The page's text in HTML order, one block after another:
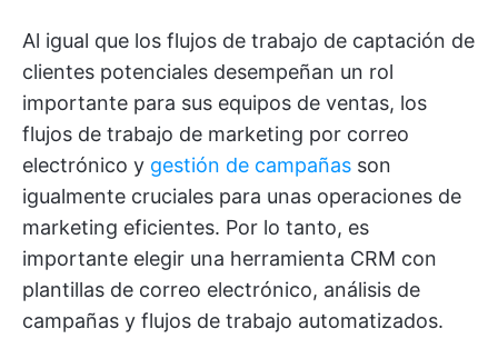
Al igual que los flujos de trabajo de captación de
clientes potenciales desempeñan un rol
importante para sus equipos de ventas, los
flujos de trabajo de marketing por correo
electrónico y gestión de campañas son
igualmente cruciales para unas operaciones de
marketing eficientes. Por lo tanto, es
importante elegir una herramienta CRM con
plantillas de correo electrónico, análisis de
campañas y flujos de trabajo automatizados.